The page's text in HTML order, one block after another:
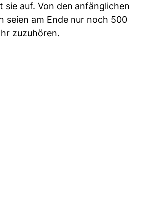
sie auf. Von den anfänglichen
seien am Ende nur noch 500
zuzuhören.